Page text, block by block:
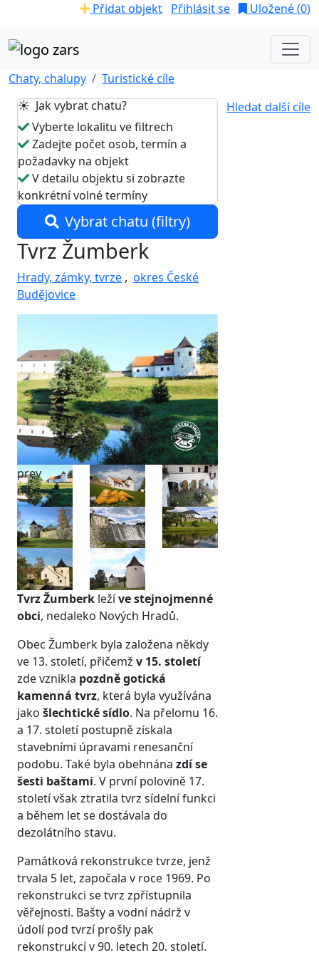
Přidat objekt Přihlásit se Uložené (0)
Chaty, chalupy
Turistické cíle
Hledat další cíle
☀️ Jak vybrat chatu?
Vyberte lokalitu ve filtrech
Zadejte počet osob, termín a
požadavky na objekt
V detailu objektu si zobrazte
konkrétní volné termíny
Vybrat chatu (filtry)
Tvrz Žumberk
Hrady, zámky, tvrze , okres České
Budějovice
prev
next
Tvrz Žumberk ležíve stejnojmenné
obci, nedaleko Nových Hradů.
Obec Žumberk byla založena někdy
ve 13. století, přičemž v 15. století
zde vznikla pozdně gotická
kamenná tvrz, která byla využívána
jako šlechtické sídlo. Na přelomu 16.
a 17. století postupně získala
stavebními úpravami renesanční
podobu. Také byla obehnána zdí se
šesti baštami. V první polovině 17.
století však ztratila tvrz sídelní funkci
a během let se dostávala do
dezolátního stavu.
Památková rekonstrukce tvrze, jenž
trvala 5 let, započala v roce 1969. Po
rekonstrukci se tvrz zpřístupnila
věřejnosti. Bašty a vodní nádrž v
údolí pod tvrzí prošly pak
rekonstrukcí v 90. letech 20. století.